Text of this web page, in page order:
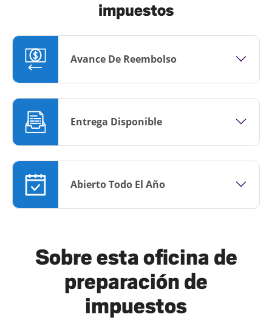
impuestos
Avance De Reembolso
Entrega Disponible
Abierto Todo El Año
Sobre esta oficina de
preparación de
impuestos